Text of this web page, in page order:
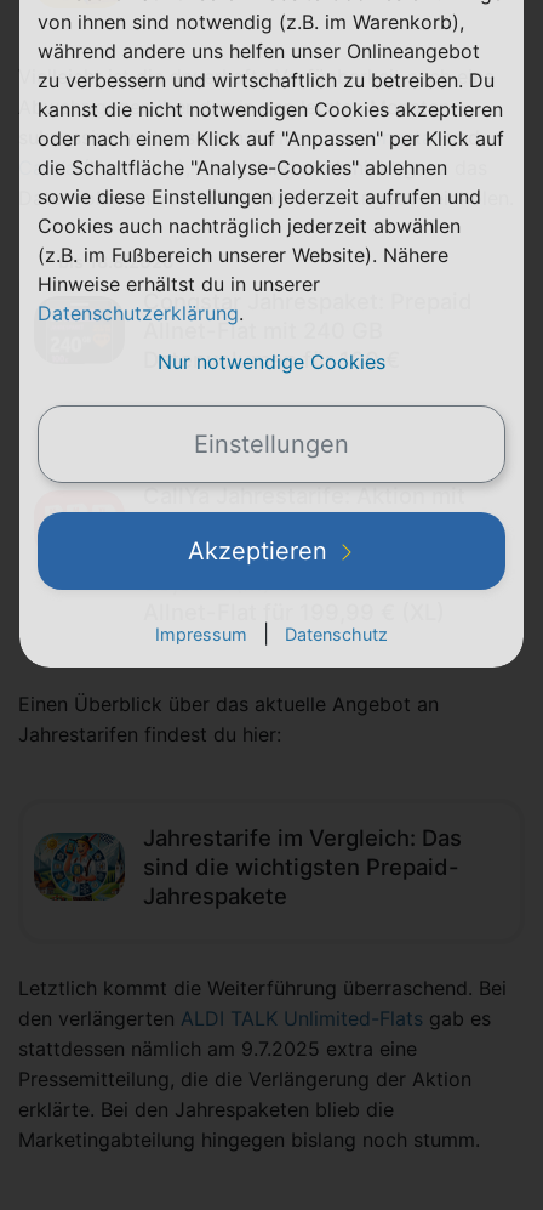
Vielleicht ist die dauerhafte Verfügbarkeit auch eine
Abwehr gegenüber den in den letzten Monaten
sukzessive verbesserten Tarifen voncongstarund
CallYa(Vodafone), die bislang noch nicht ganz das
Datenvolumen von ALDIs 100-Euro-Angebot einholen.
bis 18.8.2026
Congstar Jahrespaket: Prepaid
Allnet-Flat mit 240 GB
Datenvolumen für 100 €
CallYa Jahrestarife: Aktion mit
(XS), 250 GB Allnet-Flat für
Einen Überblick über das aktuelle Angebot an
Jahrestarifen findest du hier:
Jahrestarife im Vergleich: Das
sind die wichtigsten Prepaid-
Jahrespakete
Letztlich kommt die Weiterführung überraschend. Bei
den verlängerten ALDI TALK Unlimited-Flats gab es
stattdessen nämlich am 9.7.2025 extra eine
Pressemitteilung, die die Verlängerung der Aktion
erklärte. Bei den Jahrespaketen blieb die
Marketingabteilung hingegen bislang noch stumm.
von ihnen sind notwendig (z.B. im Warenkorb),
während andere uns helfen unser Onlineangebot
zu verbessern und wirtschaftlich zu betreiben. Du
kannst die nicht notwendigen Cookies akzeptieren
oder nach einem Klick auf "Anpassen" per Klick auf
die Schaltfläche "Analyse-Cookies" ablehnen
sowie diese Einstellungen jederzeit aufrufen und
Cookies auch nachträglich jederzeit abwählen
(z.B. im Fußbereich unserer Website). Nähere
Hinweise erhältst du in unserer
Datenschutzerklärung.
Nur notwendige Cookies
Einstellungen
Akzeptieren
Impressum Datenschutz